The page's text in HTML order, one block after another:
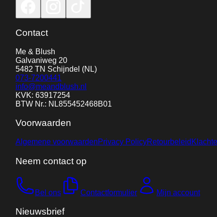
Contact
Me & Blush
Galvaniweg 20
5482 TN Schijndel (NL)
073-7200441
info@meandblush.nl
KVK: 63917254
BTW Nr.: NL855452468B01
Voorwaarden
Algemene voorwaardenPrivacy PolicyRetourbeleid
Neem contact op
Bel ons Contactformulier Mijn account
Nieuwsbrief